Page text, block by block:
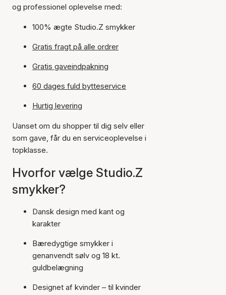
og professionel oplevelse med:
100% ægte Studio.Z smykker
Gratis fragt på alle ordrer
Gratis gaveindpakning
60 dages fuld bytteservice
Hurtig levering
Uanset om du shopper til dig selv eller
som gave, får du en serviceoplevelse i
topklasse.
Hvorfor vælge Studio.Z
smykker?
Dansk design med kant og
karakter
Bæredygtige smykker i
genanvendt sølv og 18 kt.
guldbelægning
Designet af kvinder – til kvinder